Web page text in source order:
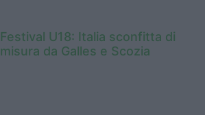
Festival U18: Italia sconfitta di
misura da Galles e Scozia